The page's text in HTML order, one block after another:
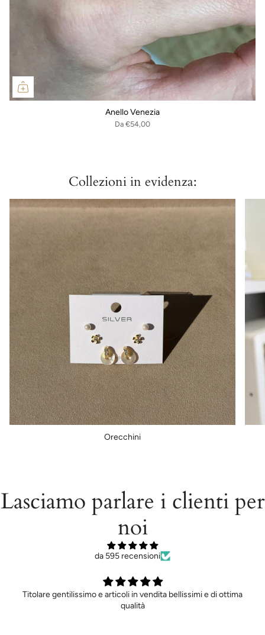
Anello Venezia
Da €54,00
Collezioni in evidenza:
Orecchini
Lasciamo parlare i clienti per
noi
da 595 recensioni
Titolare gentilissimo e articoli in vendita bellissimi e di ottima
qualità